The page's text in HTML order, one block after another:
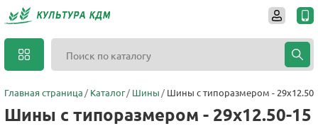
Главная страница Каталог Шины Шины с типоразмером - 29x12.50-
Шины с типоразмером - 29x12.50-15